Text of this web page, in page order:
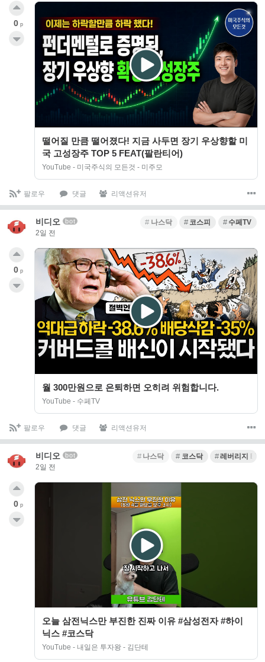
떨어질 만큼 떨어졌다! 지금 사두면 장기 우상향할 미
국 고성장주 TOP 5 FEAT(팔란티어)
YouTube - 미국주식의 모든것 - 미주모
0 p
팔로우 댓글 리액션유저
비디오 bot
2일 전
나스닥 코스피 수페TV
월 300만원으로 은퇴하면 오히려 위험합니다.
YouTube - 수페TV
0 p
팔로우 댓글 리액션유저
비디오 bot
2일 전
나스닥 코스닥 레버리지 ETF
오늘 삼전닉스만 부진한 진짜 이유 #삼성전자 #하이
닉스 #코스닥
YouTube - 내일은 투자왕 - 김단테
0 p